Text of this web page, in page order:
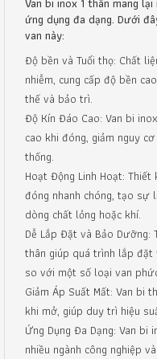
ứng dụng đa dạng. Dưới
van này:
Độ bền và Tuổi thọ: Chất
nhiễm, cung cấp độ bền
thế và bảo trì.
Độ Kín Đáo Cao: Van bi
cao khi đóng, giảm nguy
thống.
Hoạt Động Linh Hoạt:
đóng nhanh chóng, tạo sự
dòng chất lỏng hoặc khí.
Dễ Lắp Đặt và Bảo Dưỡng:
thân giúp quá trình lắp
so với một số loại van
Giảm Áp Suất Mất: Van bi
khi mở, giúp duy trì hiệu
Ứng Dụng Đa Dạng: Van
nhiều ngành công nghiệp